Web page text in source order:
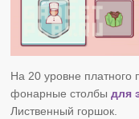
На 20 уровне платного
фонарные столбыдля
Лиственный горшок.